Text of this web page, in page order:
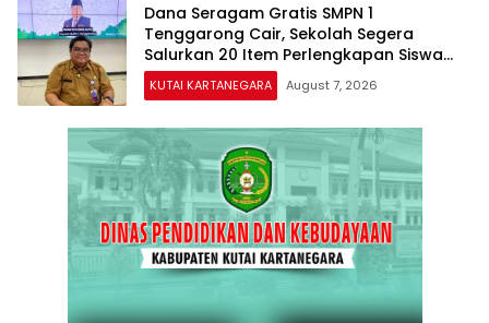
Dana Seragam Gratis SMPN 1
Tenggarong Cair, Sekolah Segera
Salurkan 20 Item Perlengkapan Siswa
Baru
KUTAI KARTANEGARA August 7, 2026